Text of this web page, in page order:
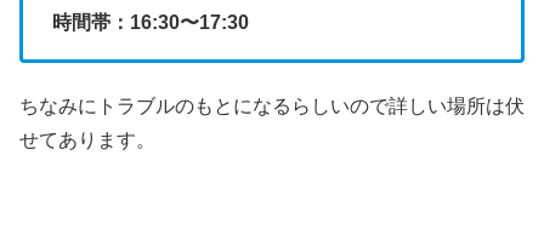
時間帯：16:30〜17:30
ちなみにトラブルのもとになるらしいので詳しい場所は伏
せてあります。